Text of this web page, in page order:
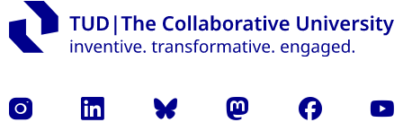
Instagram LinkedIn Bluesky Mastodon Facebook